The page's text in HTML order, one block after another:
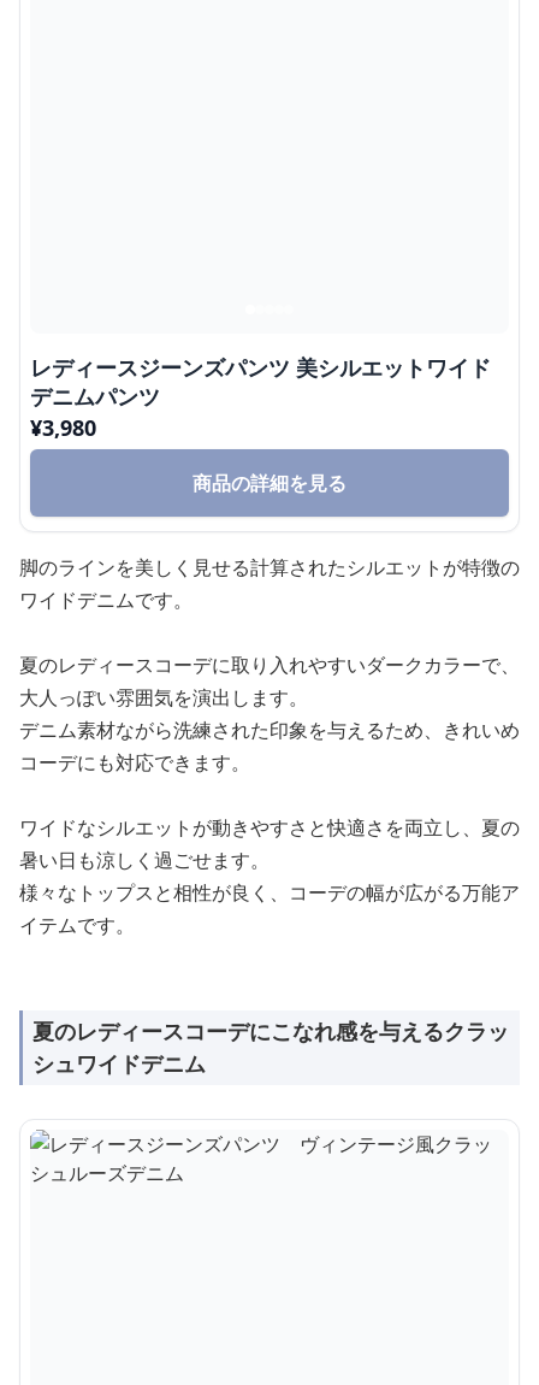
レディースジーンズパンツ 美シルエットワイド
デニムパンツ
¥3,980
商品の詳細を見る
脚のラインを美しく見せる計算されたシルエットが特徴の
ワイドデニムです。
夏のレディースコーデに取り入れやすいダークカラーで、
大人っぽい雰囲気を演出します。
デニム素材ながら洗練された印象を与えるため、きれいめ
コーデにも対応できます。
ワイドなシルエットが動きやすさと快適さを両立し、夏の
暑い日も涼しく過ごせます。
様々なトップスと相性が良く、コーデの幅が広がる万能ア
イテムです。
夏のレディースコーデにこなれ感を与えるクラッ
シュワイドデニム